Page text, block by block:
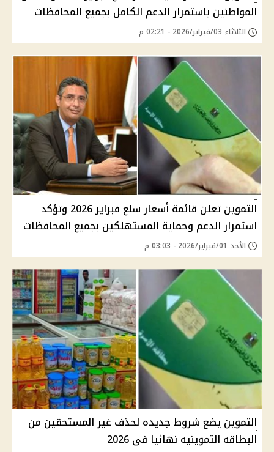
المواطنين باستمرار الدعم الكامل بجميع المحافظات
الثلاثاء 03/فبراير/2026 - 02:21 م
التموين تعلن قائمة أسعار سلع فبراير 2026 وتؤكد
استمرار الدعم وحماية المستهلكين بجميع المحافظات
الأحد 01/فبراير/2026 - 03:03 م
التموين يضع شروط جديده لحذف غير المستحقين من
البطاقه التموينيه نهائيا فى 2026